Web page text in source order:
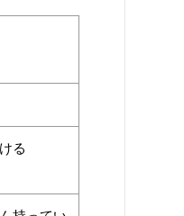
る